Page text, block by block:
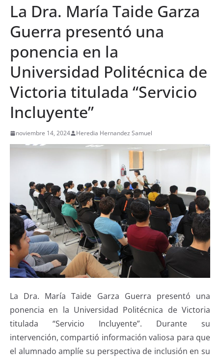
La Dra. María Taide Garza
Guerra presentó una
ponencia en la
Universidad Politécnica de
Victoria titulada “Servicio
Incluyente”
noviembre 14, 2024 Heredia Hernandez Samuel
La Dra. María Taide Garza Guerra presentó una
ponencia en la Universidad Politécnica de Victoria
titulada “Servicio Incluyente”. Durante su
intervención, compartió información valiosa para que
el alumnado amplíe su perspectiva de inclusión en su